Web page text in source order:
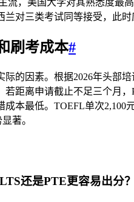
对三类考试同等接受，此
刷考成本#
的因素。根据2026年头部
距离申请截止不足三个月
本最低。TOEFL单次
著。
还是PTE更容易出分？